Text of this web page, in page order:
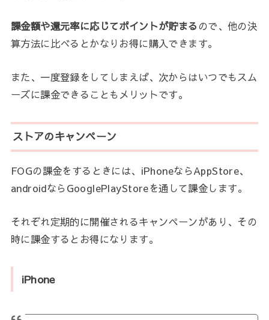
課金額や還元率に応じてポイントが貯まる ので、他の決
算方法に比べるとかなりお得に購入できます。
また、一度登録をしてしまえば、次からはいつでもスム
ーズに課金できることもメリットです。
ストアのキャンペーン
FOGの課金をするときには、iPhoneならAppStore、
androidならGooglePlayStoreを通して課金します。
それぞれ定期的に開催されるキャンペーンがあり、その
時に課金するとお得になります。
iPhone